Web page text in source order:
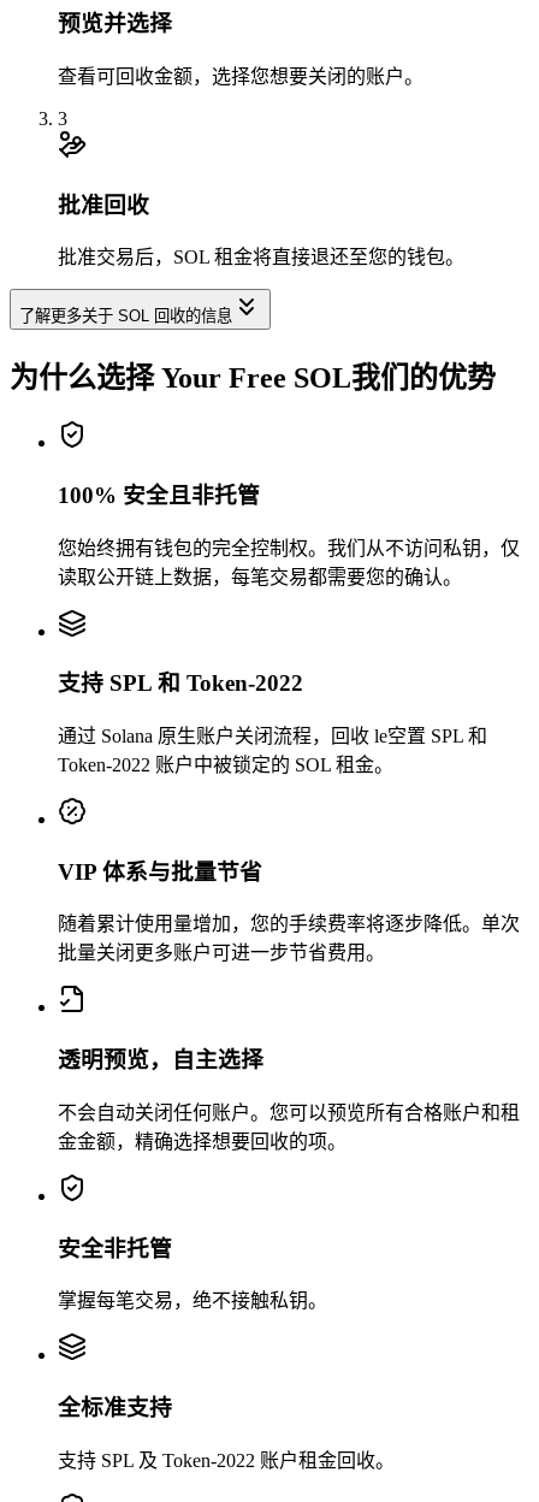
0.001970
vdQAdAAGJn...nxG657vQq2vdQAd
28R9kiY49k...e34LkRLJJn28R9k...
0.003941
预览并选择
查看可回收金额，选择您想要关闭的账户。
3
批准回收
批准交易后，SOL 租金将直接退还至您的钱包。
了解更多关于 SOL 回收的信息
为什么选择 Your Free SOL我们的优势
100% 安全且非托管
您始终拥有钱包的完全控制权。我们从不访问私钥，仅
读取公开链上数据，每笔交易都需要您的确认。
支持 SPL 和 Token-2022
通过 Solana 原生账户关闭流程，回收 le空置 SPL 和
Token-2022 账户中被锁定的 SOL 租金。
VIP 体系与批量节省
随着累计使用量增加，您的手续费率将逐步降低。单次
批量关闭更多账户可进一步节省费用。
透明预览，自主选择
不会自动关闭任何账户。您可以预览所有合格账户和租
金金额，精确选择想要回收的项。
安全非托管
掌握每笔交易，绝不接触私钥。
全标准支持
支持 SPL 及 Token-2022 账户租金回收。